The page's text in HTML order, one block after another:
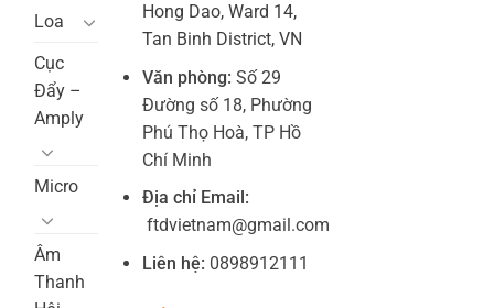
Loa
Cục
Đẩy –
Amply
Micro
Âm
Thanh
Hong Dao, Ward 14,
Tan Binh District, VN
Văn phòng: Số 29
Đường số 18, Phường
Phú Thọ Hoà, TP Hồ
Chí Minh
Địa chỉ Email:
ftdvietnam@gmail.com
Liên hệ: 0898912111